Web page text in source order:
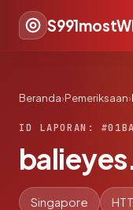
Beranda›Pemeriksaan›
ID LAPORAN:
Singapore